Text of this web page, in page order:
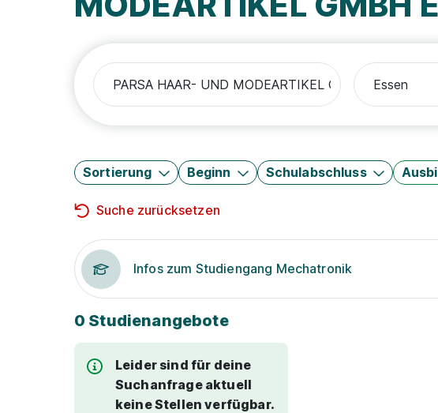
Sortierung Beginn Schulabschluss
Suche zurücksetzen
Infos zum Studiengang Mechatronik
0 Studienangebote
Leider sind für deine
Suchanfrage aktuell
keine Stellen verfügbar.